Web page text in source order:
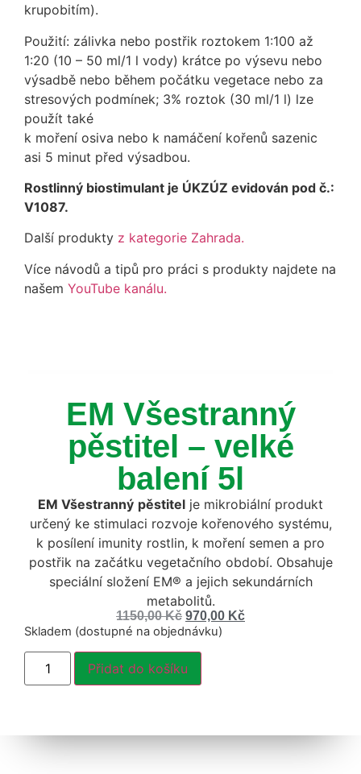
krupobitím).
Použití: zálivka nebo postřik roztokem 1:100 až
1:20 (10 – 50 ml/1 l vody) krátce po výsevu nebo
výsadbě nebo během počátku vegetace nebo za
stresových podmínek; 3% roztok (30 ml/1 l) lze
použít také
k moření osiva nebo k namáčení kořenů sazenic
asi 5 minut před výsadbou.
Rostlinný biostimulant je ÚKZÚZ evidován pod č.:
V1087.
Další produkty z kategorie Zahrada.
Více návodů a tipů pro práci s produkty najdete na
našem YouTube kanálu.
EM Všestranný
pěstitel – velké
balení 5l
EM Všestranný pěstitel je mikrobiální produkt
určený ke stimulaci rozvoje kořenového systému,
k posílení imunity rostlin, k moření semen a pro
postřik na začátku vegetačního období. Obsahuje
speciální složení EM® a jejich sekundárních
metabolitů.
1150,00Kč 970,00 Kč
Skladem (dostupné na objednávku)
Přidat do košíku